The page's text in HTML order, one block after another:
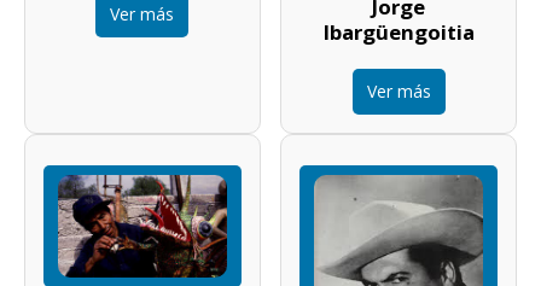
Ver más
Jorge
Ibargüengoitia
Ver más